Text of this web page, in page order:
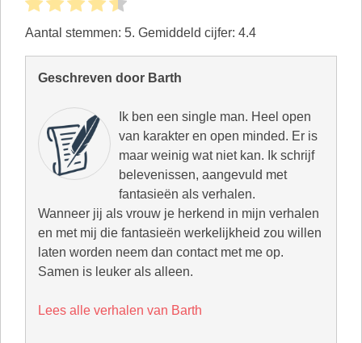
Aantal stemmen: 5. Gemiddeld cijfer: 4.4
Geschreven door Barth
Ik ben een single man. Heel open
van karakter en open minded. Er is
maar weinig wat niet kan. Ik schrijf
belevenissen, aangevuld met
fantasieën als verhalen.
Wanneer jij als vrouw je herkend in mijn verhalen
en met mij die fantasieën werkelijkheid zou willen
laten worden neem dan contact met me op.
Samen is leuker als alleen.
Lees alle verhalen van Barth